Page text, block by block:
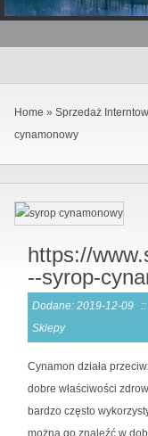
Home » Sprzedaż
cynamonowy
https://
--syrop-
Dodane: 2019-12-09 ::
Sklepy
Cynamon działa
dobre właściwości
bardzo często
można go znaleźć w